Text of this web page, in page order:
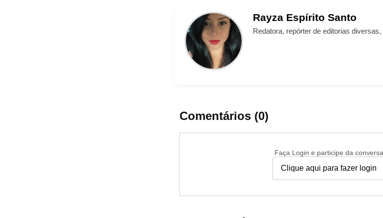
Rayza Espírito Santo
Redatora, repórter de editorias
Comentários (0)
Faça Login e participe da conversa
Clique aqui para fazer login